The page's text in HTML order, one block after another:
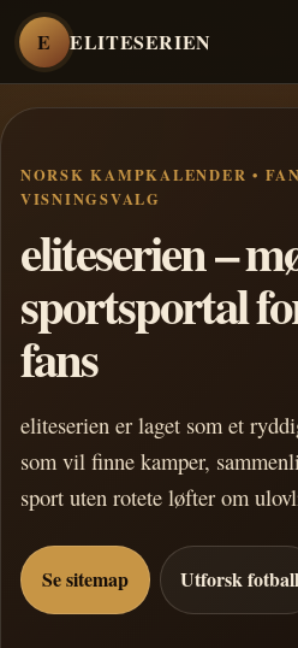
E ELITESERIEN
NORSK KAMPKALENDER •
VISNINGSVALG
eliteserien –
sportsportal
fans
eliteserien er laget som et
som vil finne kamper,
sport uten rotete løfter om
Se sitemap Utforsk fotball